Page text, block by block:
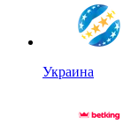
Украина